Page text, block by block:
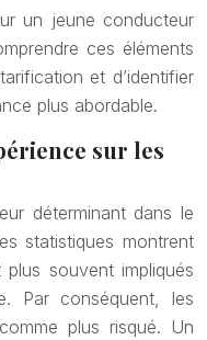
un jeune conducteur
ces éléments
et d’identifier
plus abordable.
sur les
déterminant dans le
statistiques montrent
souvent impliqués
Par conséquent, les
plus risqué. Un